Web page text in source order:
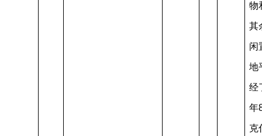
物
其
闲
地
经
年
克